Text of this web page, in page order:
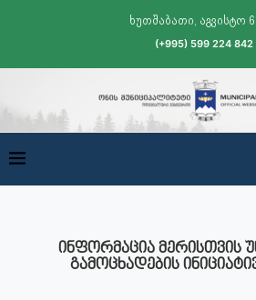
ხუთშაბათი, აგვისტო 6
(+995) 599 224 842
ᲘᲜᲤᲝᲠᲛᲐᲪᲘᲐ ᲛᲔᲠᲘᲡᲗᲕᲘᲡ
ᲒᲐᲛᲝᲪᲮᲐᲓᲔᲑᲘᲡ